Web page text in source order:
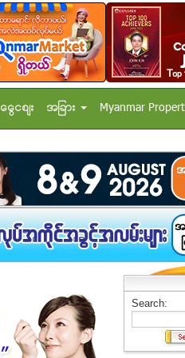
ေငြေစ်း အျခား Myanmar
Search: